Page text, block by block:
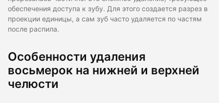
обеспечения доступа к зубу. Для этого создается разрез в
проекции единицы, а сам зуб часто удаляется по частям
после распила.
Особенности удаления
восьмерок на нижней и верхней
челюсти